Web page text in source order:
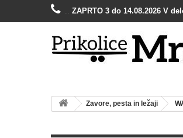
.. ZAPRTO 3 do 14.08.2026 V
Zavore, pesta in ležaji